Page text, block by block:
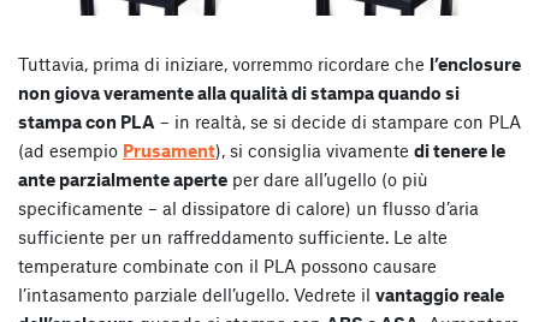
Tuttavia, prima di iniziare, vorremmo ricordare che l’enclosure
non giova veramente alla qualità di stampa quando si
stampa con PLA – in realtà, se si decide di stampare con PLA
(ad esempio Prusament), si consiglia vivamente di tenere le
ante parzialmente aperte per dare all’ugello (o più
specificamente – al dissipatore di calore) un flusso d’aria
sufficiente per un raffreddamento sufficiente. Le alte
temperature combinate con il PLA possono causare
l’intasamento parziale dell’ugello. Vedrete il vantaggio reale